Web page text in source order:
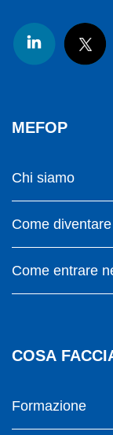
MEFOP
Chi siamo
Come
Come entrare
COSA
Formazione